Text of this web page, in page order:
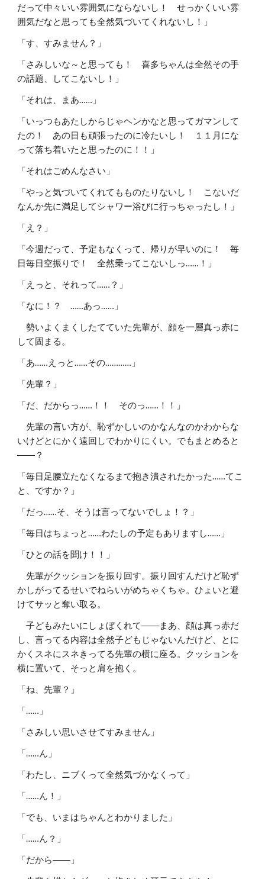
だって中々いい雰囲気にならないし！ せっかくいい雰
囲気だなと思っても全然気づいてくれないし！」
「す、すみません？」
「さみしいな～と思っても！ 喜多ちゃんは全然その手
の話題、してこないし！」
「それは、まあ……」
「いっつもあたしからじゃヘンかなと思ってガマンして
たの！ あの日も頑張ったのに冷たいし！ １１月にな
って落ち着いたと思ったのに！！」
「それはごめんなさい」
「やっと気づいてくれてもものたりないし！ こないだ
なんか先に満足してシャワー浴びに行っちゃったし！」
「え？」
「今週だって、予定もなくって、帰りが早いのに！ 毎
日毎日空振りで！ 全然乗ってこないしっ……！」
「えっと、それって……？」
「なに！？ ……あっ……」
勢いよくまくしたてていた先輩が、顔を一層真っ赤に
して固まる。
「あ……えっと……その…………」
「先輩？」
「だ、だからっ……！！ そのっ……！！」
先輩の言い方が、恥ずかしいのかなんなのかわからな
いけどとにかく遠回しでわかりにくい。でもまとめると
――？
「毎日足腰立たなくなるまで抱き潰されたかった……てこ
と、ですか？」
「だっ……そ、そうは言ってないでしょ！？」
「毎日はちょっと……わたしの予定もありますし……」
「ひとの話を聞け！！」
先輩がクッションを振り回す。振り回すんだけど恥ず
かしがってるせいでねらいがめちゃくちゃ。ひょいと避
けてサッと奪い取る。
子どもみたいにしょぼくれて――まあ、顔は真っ赤だ
し、言ってる内容は全然子どもじゃないんだけど、とに
かくスネにスネきってる先輩の横に座る。クッションを
横に置いて、そっと肩を抱く。
「ね、先輩？」
「……」
「さみしい思いさせてすみません」
「……ん」
「わたし、ニブくって全然気づかなくって」
「……ん！」
「でも、いまはちゃんとわかりました」
「……ん？」
「だから――」